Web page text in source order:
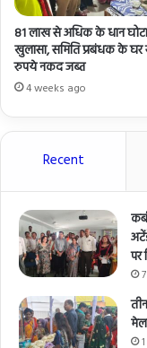
81 लाख से अधिक के धान
खुलासा, समिति प्रबंधक के
रुपये नकद जब्त
4 weeks ago
Recent
पर